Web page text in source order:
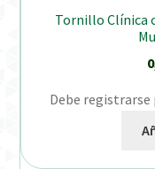
Tornillo Clínica
Debe